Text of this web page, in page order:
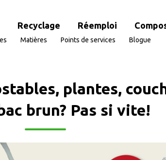
Recyclage Réemploi
Matières Points de services Blogue
plantes,
brun? Pas si vite!